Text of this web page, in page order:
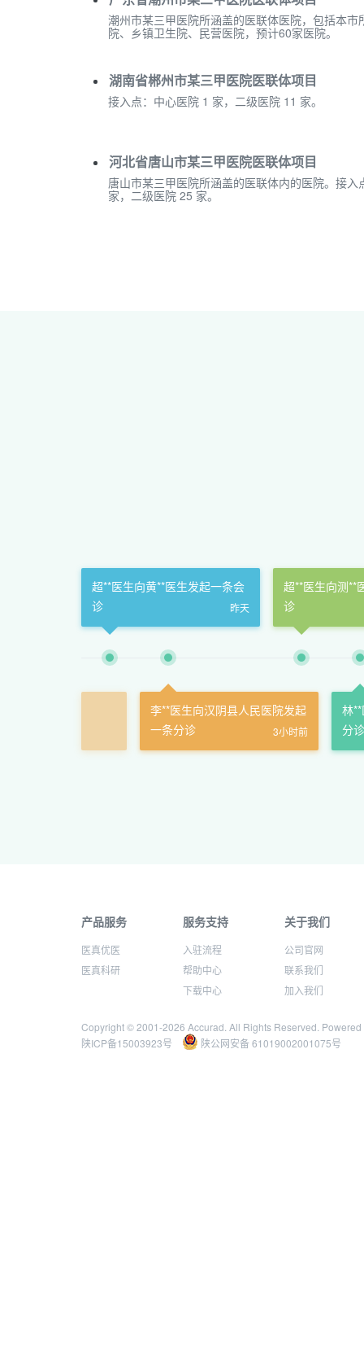
潮州市某三甲医院所涵盖的医联体医院，包括本市
院、乡镇卫生院、民营医院，预计60家医院。
湖南省郴州市某三甲医院医联体项目
接入点：中心医院 1 家，二级医院 11 家。
河北省唐山市某三甲医院医联体项目
唐山市某三甲医院所涵盖的医联体内的医院。接入
家，二级医院 25 家。
超**医生向黄**医生发起一条会
诊
昨天
超**医生向测**
诊
李**医生向汉阴县人民医院发起
一条分诊
3小时前
林
分
产品服务
医真优医
医真科研
服务支持
入驻流程
帮助中心
下载中心
关于我们
公司官网
联系我们
加入我们
Copyright © 2001-2026 Accurad. All Rights Reserved.
陕ICP备15003923号
陕公网安备 61019002001075号